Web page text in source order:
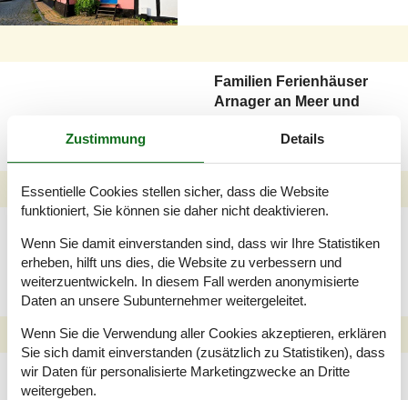
Familien Ferienhäuser
Arnager an Meer und
Arnager
Ferienhäuser Arnager in
Zustimmung Details
Essentielle Cookies stellen sicher, dass die Website
funktioniert, Sie können sie daher nicht deaktivieren.
Wenn Sie damit einverstanden sind, dass wir Ihre Statistiken
erheben, hilft uns dies, die Website zu verbessern und
weiterzuentwickeln. In diesem Fall werden anonymisierte
Daten an unsere Subunternehmer weitergeleitet.
Wenn Sie die Verwendung aller Cookies akzeptieren, erklären
Sie sich damit einverstanden (zusätzlich zu Statistiken), dass
wir Daten für personalisierte Marketingzwecke an Dritte
weitergeben.